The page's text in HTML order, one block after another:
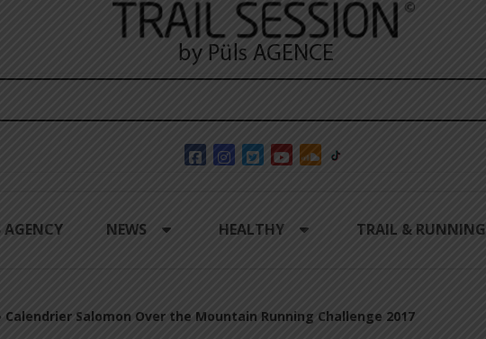
AGENCY NEWS HEALTHY TRAIL & RUNNING
Calendrier Salomon Over the Mountain Running Challenge 2017